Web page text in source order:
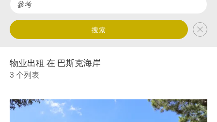
搜索
物业出租 在 巴斯克海岸
3 个列表